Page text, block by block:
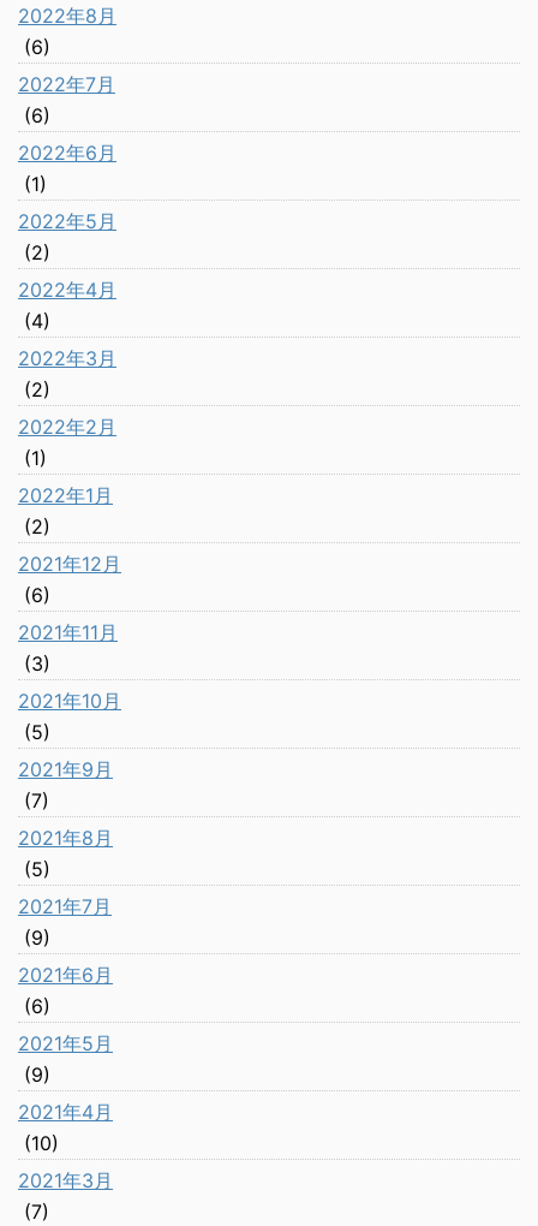
2022年8月
(6)
2022年7月
(6)
2022年6月
(1)
2022年5月
(2)
2022年4月
(4)
2022年3月
(2)
2022年2月
(1)
2022年1月
(2)
2021年12月
(6)
2021年11月
(3)
2021年10月
(5)
2021年9月
(7)
2021年8月
(5)
2021年7月
(9)
2021年6月
(6)
2021年5月
(9)
2021年4月
(10)
2021年3月
(7)